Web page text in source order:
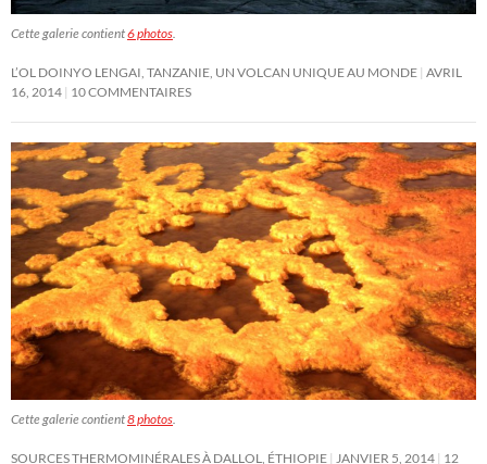
Cette galerie contient6 photos.
L’OL DOINYO LENGAI, TANZANIE, UN VOLCAN UNIQUE AU MONDE AVRIL
16, 2014 10 COMMENTAIRES
Cette galerie contient8 photos.
SOURCES THERMOMINÉRALES À DALLOL, ÉTHIOPIE JANVIER 5, 2014 12